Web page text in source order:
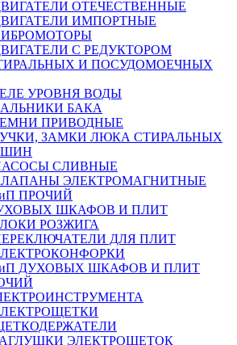
ОТЕЧЕСТВЕННЫЕ
ИМПОРТНЫЕ
С РЕДУКТОРОМ
И ПОСУДОМОЕЧНЫХ
УРОВНЯ ВОДЫ
БАКА
ПРИВОДНЫЕ
ЗАМКИ ЛЮКА СТИРАЛЬНЫХ
СЛИВНЫЕ
ЭЛЕКТРОМАГНИТНЫЕ
ПРОЧИЙ
ШКАФОВ И ПЛИТ
РОЗЖИГА
ДЛЯ ПЛИТ
ДУХОВЫХ ШКАФОВ И ПЛИТ
ЭЛЕКТРОЩЕТОК